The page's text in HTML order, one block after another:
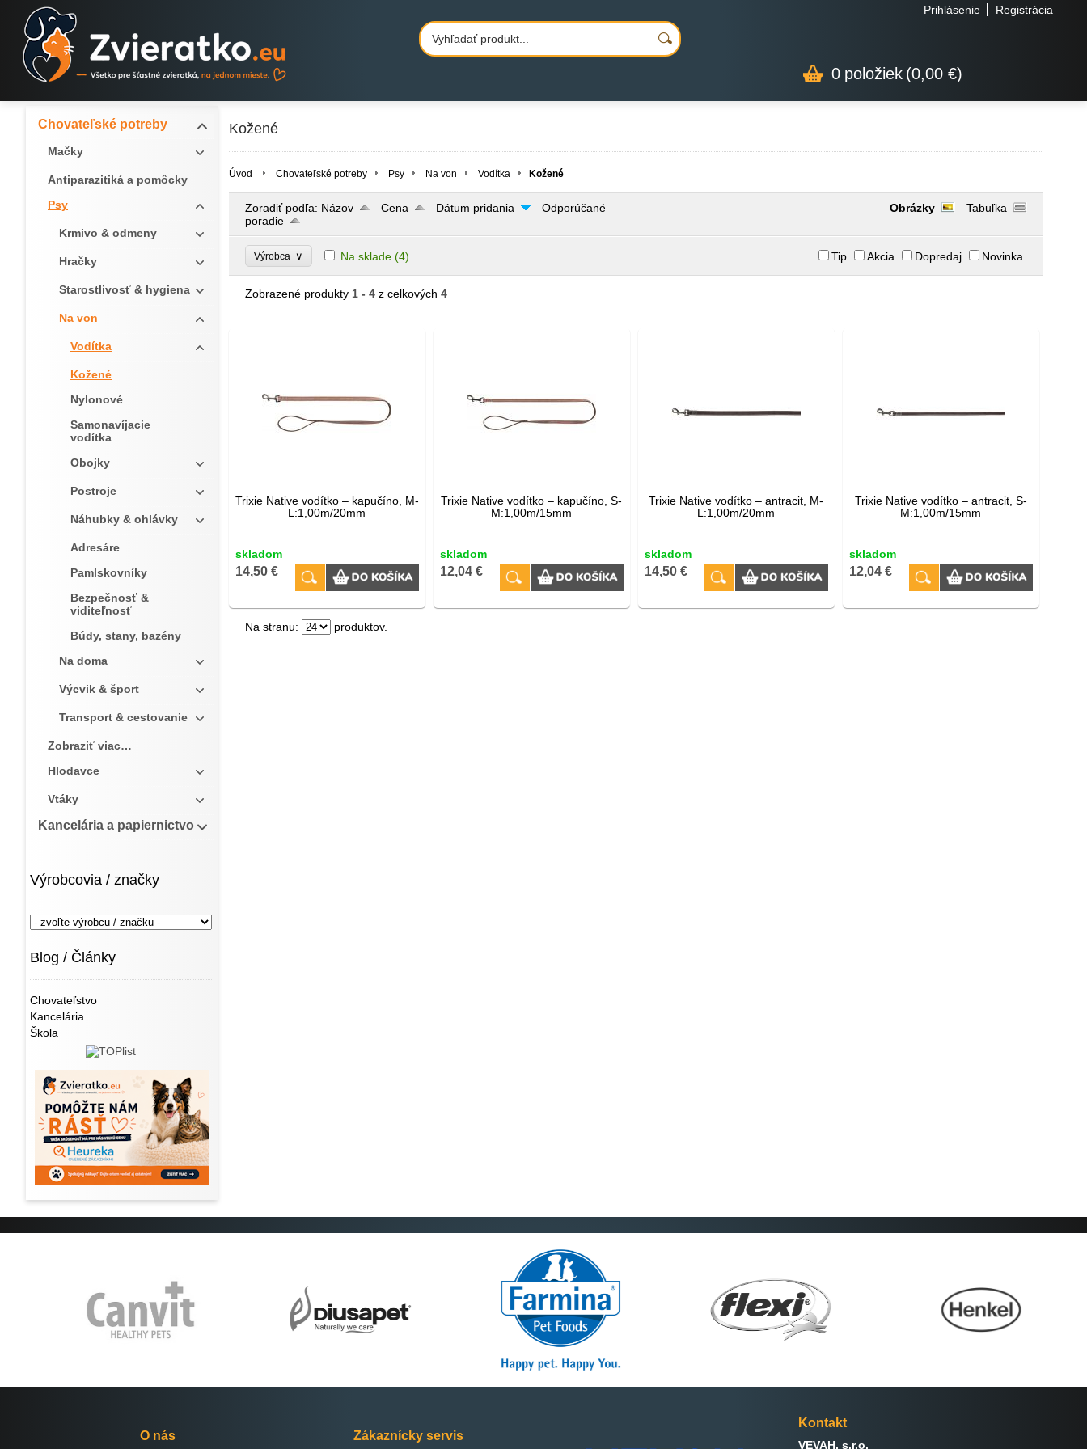
Prihlásenie Registrácia
0 položiek (0,00 €)
Chovateľské potreby
Mačky
Antiparazitiká a pomôcky
Psy
Krmivo & odmeny
Hračky
Starostlivosť & hygiena
Na von
Vodítka
Kožené
Nylonové
Samonavíjacie
vodítka
Obojky
Postroje
Náhubky & ohlávky
Adresáre
Pamlskovníky
Bezpečnosť &
viditeľnosť
Búdy, stany, bazény
Na doma
Výcvik & šport
Transport & cestovanie
Zobraziť viac…
Hlodavce
Vtáky
Kancelária a papiernictvo
Výrobcovia / značky
Blog / Články
Chovateľstvo
Kancelária
Škola
Kožené
Úvod Chovateľské potreby Psy Na von Vodítka Kožené
Zoradiť podľa: Názov Cena Dátum pridania
Odporúčané
poradie
Obrázky Tabuľka
Výrobca ∨ Na sklade (4) Tip Akcia Dopredaj Novinka
Zobrazené produkty 1 - 4z celkových 4
Trixie Native vodítko – kapučíno, M-
L:1,00m/20mm
skladom
14,50 €
Trixie Native vodítko – kapučíno, S-
M:1,00m/15mm
skladom
12,04 €
Trixie Native vodítko – antracit, M-
L:1,00m/20mm
skladom
14,50 €
Trixie Native vodítko – antracit, S-
M:1,00m/15mm
skladom
12,04 €
Na stranu: produktov.
O nás Zákaznícky servis
Kontakt
VEVAH, s.r.o.